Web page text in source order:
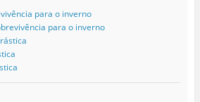
para o inverno
para o inverno